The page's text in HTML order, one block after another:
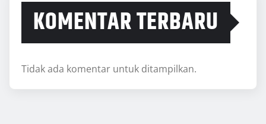
KOMENTAR TERBARU
Tidak ada komentar untuk ditampilkan.